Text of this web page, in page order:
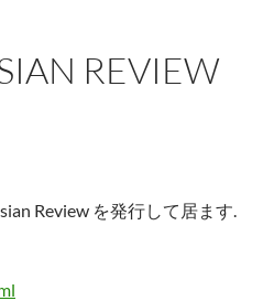
REVIEW
Review を発行して居ます.